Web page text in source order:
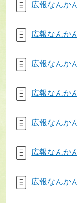
広報なんか
広報なんか
広報なんか
広報なんか
広報なんか
広報なんか
広報なんか